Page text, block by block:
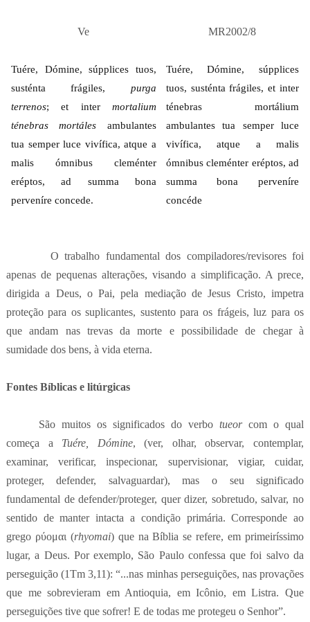
Ve MR2002/8
Tuére, Dómine, súpplices tuos,
susténta frágiles,
purga
terrenos;et inter mortalium
ténebras mortáles ambulantes
tua semper luce vivífica, atque a
malis ómnibus cleménter
eréptos,
ad summa bona
perveníre concede.
Tuére, Dómine, súpplices
tuos, susténta frágiles, et inter
ténebras mortálium
ambulantes tua semper luce
vivífica,
atque a malis
ómnibus cleménter eréptos, ad
summa bona perveníre
concéde
O trabalho fundamental dos compiladores/revisores foi
apenas de pequenas alterações, visando a simplificação. A prece,
dirigida a Deus, o Pai, pela mediação de Jesus Cristo, impetra
proteção para os suplicantes, sustento para os frágeis, luz para os
que andam nas trevas da morte e possibilidade de chegar à
sumidade dos bens, à vida eterna.
Fontes Bíblicas e litúrgicas
São muitos os significados do verbotueorcom o qual
começa a Tuére, Dómine, (ver, olhar, observar, contemplar,
examinar, verificar, inspecionar, supervisionar, vigiar, cuidar,
proteger, defender, salvaguardar), mas o seu significado
fundamental de defender/proteger, quer dizer, sobretudo, salvar, no
sentido de manter intacta a condição primária. Corresponde ao
grego ρύομαι(rhyomai) que na Bíblia se refere, em primeiríssimo
lugar, a Deus. Por exemplo, São Paulo confessa que foi salvo da
perseguição (1Tm 3,11): “...nas minhas perseguições, nas provações
que me sobrevieram em Antioquia, em Icônio, em Listra. Que
perseguições tive que sofrer! E de todas me protegeu o Senhor”.